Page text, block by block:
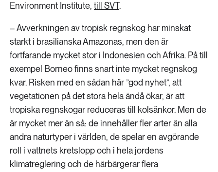
Environment Institute, till SVT.
– Avverkningen av tropisk regnskog har minskat
starkt i brasilianska Amazonas, men den är
fortfarande mycket stor i Indonesien och Afrika. På till
exempel Borneo finns snart inte mycket regnskog
kvar. Risken med en sådan här ”god nyhet”, att
vegetationen på det stora hela ändå ökar, är att
tropiska regnskogar reduceras till kolsänkor. Men de
är mycket mer än så: de innehåller fler arter än alla
andra naturtyper i världen, de spelar en avgörande
roll i vattnets kretslopp och i hela jordens
klimatreglering och de härbärgerar flera